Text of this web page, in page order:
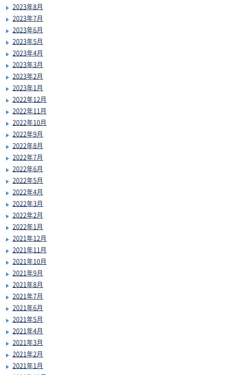
2023年8月
2023年7月
2023年6月
2023年5月
2023年4月
2023年3月
2023年2月
2023年1月
2022年12月
2022年11月
2022年10月
2022年9月
2022年8月
2022年7月
2022年6月
2022年5月
2022年4月
2022年3月
2022年2月
2022年1月
2021年12月
2021年11月
2021年10月
2021年9月
2021年8月
2021年7月
2021年6月
2021年5月
2021年4月
2021年3月
2021年2月
2021年1月